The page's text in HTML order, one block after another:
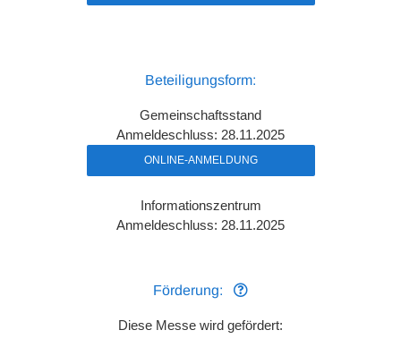
Beteiligungsform:
Gemeinschaftsstand
Anmeldeschluss: 28.11.2025
ONLINE-ANMELDUNG
Informationszentrum
Anmeldeschluss: 28.11.2025
Förderung:
Diese Messe wird gefördert: